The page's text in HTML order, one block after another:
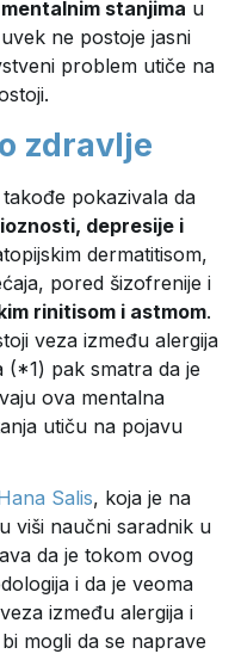
stanjima u
ne postoje jasni
problem utiče na
zdravlje
pokazivala da
depresije i
dermatitisom,
pored šizofrenije i
rinitisom i astmom.
veza između alergija
(*1) pak smatra da je
ova mentalna
utiču na pojavu
Salis, koja je na
viši naučni saradnik u
da je tokom ovog
i da je veoma
između alergija i
mogli da se naprave